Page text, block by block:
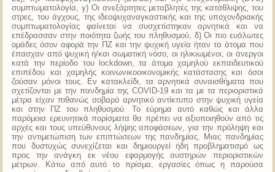
συμπτωματολογία, γ) Οι ανεξάρτητες μεταβλητές της κατάθλιψης, του
στρες, του άγχους, της ιδεοψυχαναγκαστικής και της υποχονδριακής
συμπτωματολογίας φαίνεται να συσχετίστηκαν αρνητικά και να
επέδρασσαν στην ποιότητα ζωής του πληθυσμού, δ) Οι πιο ευάλωτες
ομάδες όσον αφορά την ΠΖ και την ψυχική υγεία ήταν τα άτομα που
έπασχαν από ψυχική ή/και σωματική νόσο, οι ηλικιωμένοι, οι άνεργοι
κατά την περίοδο του lockdown, τα άτομα χαμηλού εκπαιδευτικού
επιπέδου και χαμηλής κοινωνικοοικονομικής κατάστασης και όσοι
ζούσαν μόνοι τους. Εν κατακλείδι, τα αρνητικά συναισθήματα που
σχετίζονται με την πανδημία της COVID-19 και τα με τα περιοριστικά
μέτρα είχαν πιθανώς σοβαρό αρνητικό αντίκτυπο στην ψυχική υγεία
και στην ΠΖ του πληθυσμού. Το εύρημα αυτό καθώς και άλλα
παρόμοια ερευνητικά πορίσματα θα πρέπει να αξιοποιηθούν από τις
αρχές και τους υπεύθυνους λήψης αποφάσεων, για την πρόληψη και
την αντιμετώπιση των επιπτώσεων της πανδημίας. Μιας πανδημίας
που δυστυχώς συνεχίζεται και δημιουργεί ήδη προβληματισμό ως
προς την ανάγκη εκ νέου εφαρμογής αυστηρών περιοριστικών
μέτρων. Κάτω από αυτό το πρίσμα, εργασίες όπως η παρούσα